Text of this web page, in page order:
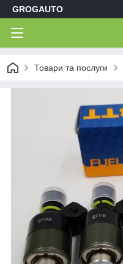
GROGAUTO
Товари та послуги